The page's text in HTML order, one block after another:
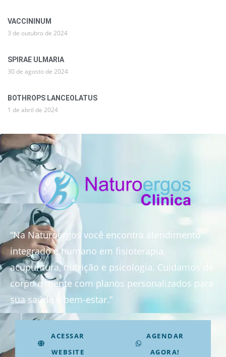
VACCININUM
3 de outubro de 2024
SPIRAE ULMARIA
30 de agosto de 2024
BOTHROPS LANCEOLATUS
1 de abril de 2024
“Na Naturoergos você encontra atendimento
integrado e humano em fisioterapia,
acupuntura, nutrição e psicologia. Cuidamos de
corpo e mente com planos personalizados para
sua saúde e bem-estar.”
ACESSAR
WEBSITE
AGENDAR
AGORA!